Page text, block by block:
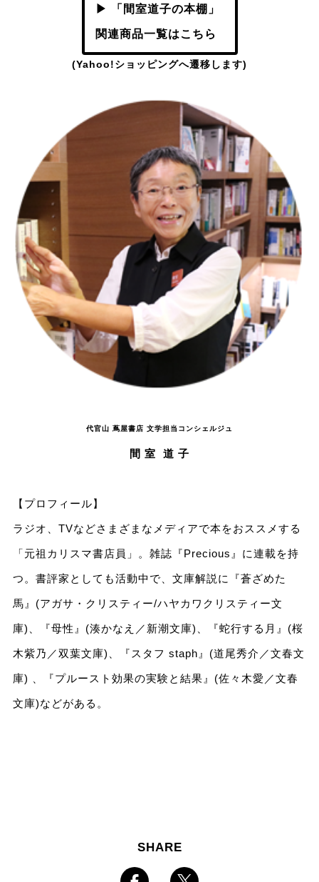
▶ 「間室道子の本棚」
関連商品一覧はこちら
(Yahoo!ショッピングへ遷移します)
代官山 蔦屋書店 文学担当コンシェルジュ
間 室 道 子
【プロフィール】
ラジオ、TVなどさまざまなメディアで本をおススメする
「元祖カリスマ書店員」。雑誌『Precious』に連載を持
つ。書評家としても活動中で、文庫解説に『蒼ざめた
馬』(アガサ・クリスティー/ハヤカワクリスティー文
庫)、『母性』(湊かなえ／新潮文庫)、『蛇行する月』(桜
木紫乃／双葉文庫)、『スタフ staph』(道尾秀介／文春文
庫) 、『プルースト効果の実験と結果』(佐々木愛／文春
文庫)などがある。
SHARE